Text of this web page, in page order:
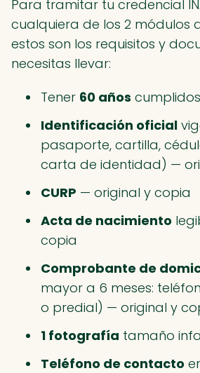
Para tramitar tu credencial
cualquiera de los 2 módulos
estos son los requisitos y
necesitas llevar:
Tener 60 años
Identificación oficial
pasaporte, cartilla,
carta de identidad) —
CURP — original y copia
Acta de nacimiento
copia
Comprobante de
mayor a 6 meses:
o predial) — original y
1 fotografía tamaño
Teléfono de contacto